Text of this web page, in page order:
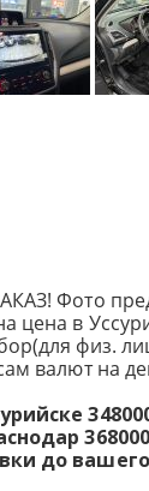
Фото
цена в
физ.
валют на
до